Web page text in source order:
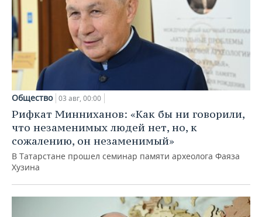
Общество 03 авг, 00:00
Рифкат Минниханов: «Как бы ни говорили,
что незаменимых людей нет, но, к
сожалению, он незаменимый»
В Татарстане прошел семинар памяти археолога Фаяза
Хузина